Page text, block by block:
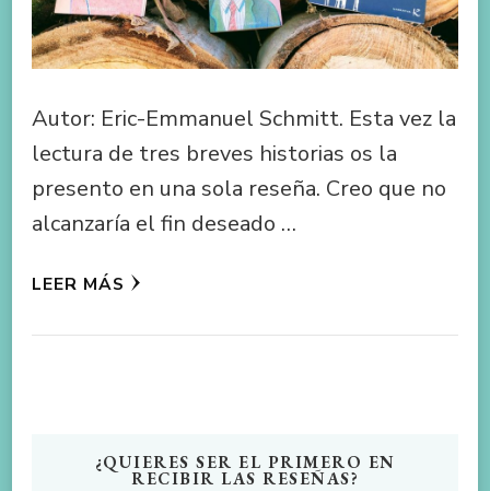
Autor: Eric-Emmanuel Schmitt. Esta vez la
lectura de tres breves historias os la
presento en una sola reseña. Creo que no
alcanzaría el fin deseado …
LEER MÁS
¿QUIERES SER EL PRIMERO EN
RECIBIR LAS RESEÑAS?